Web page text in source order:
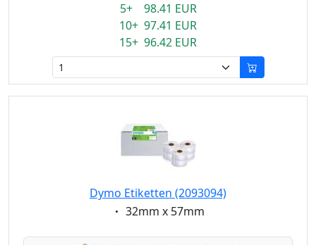
5+ 98.41 EUR
10+ 97.41 EUR
15+ 96.42 EUR
Dymo Etiketten (2093094)
Eigenschaft:
32mm x 57mm